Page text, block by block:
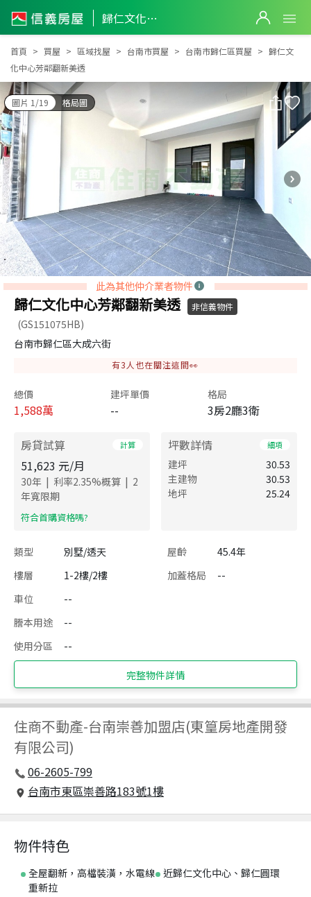
歸仁文化中心芳鄰翻新美透
歸仁文化中心芳鄰翻新美透
首頁 買屋 區域找屋 台南市買屋 台南市歸仁區買屋
歸仁文
化中心芳鄰翻新美透
圖片 1/19 格局圖
此為其他仲介業者物件
歸仁文化中心芳鄰翻新美透 非信義物件
(GS151075HB)
台南市歸仁區大成六街
有3 人也在關注這間👀
總價
1,588萬
建坪單價
--
格局
3房2廳3衛
房貸試算 計算
51,623 元/月
30年 | 利率2.35%概算 | 2
年寬限期
​符合首購資格嗎?
坪數詳情 細項
建坪
30.53
主建物
30.53
地坪
25.24
類型 別墅/透天 屋齡
45.4年
樓層
1-2樓/2樓 加蓋格局
--
車位
--
謄本用途
--
使用分區
--
完整物件詳情
住商不動產-台南崇善加盟店(東篁房地產開發
有限公司)
06-2605-799
台南市東區崇善路183號1樓
物件特色
全屋翻新，高檔裝潢，水電線
重新拉
近歸仁文化中心、歸仁圓環